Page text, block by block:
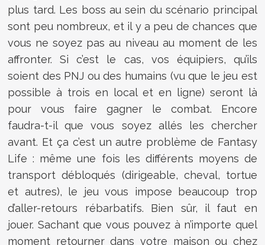
plus tard. Les boss au sein du scénario principal
sont peu nombreux, et il y a peu de chances que
vous ne soyez pas au niveau au moment de les
affronter. Si c’est le cas, vos équipiers, qu’ils
soient des PNJ ou des humains (vu que le jeu est
possible à trois en local et en ligne) seront là
pour vous faire gagner le combat. Encore
faudra-t-il que vous soyez allés les chercher
avant. Et ça c’est un autre problème de Fantasy
Life : même une fois les différents moyens de
transport débloqués (dirigeable, cheval, tortue
et autres), le jeu vous impose beaucoup trop
d’aller-retours rébarbatifs. Bien sûr, il faut en
jouer. Sachant que vous pouvez à n’importe quel
moment retourner dans votre maison ou chez